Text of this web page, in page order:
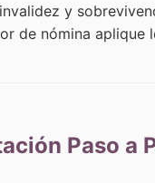
y
de nómina aplique
Paso a